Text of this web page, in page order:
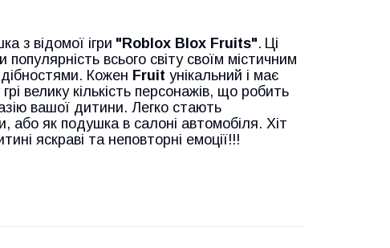
з відомої ігри "Roblox Blox Fruits". Ці
популярність всього світу своїм містичним
Кожен Fruit унікальний і має
велику кількість персонажів, що робить
вашої дитини. Легко стають
або як подушка в салоні автомобіля. Хіт
яскраві та неповторні емоції!!!